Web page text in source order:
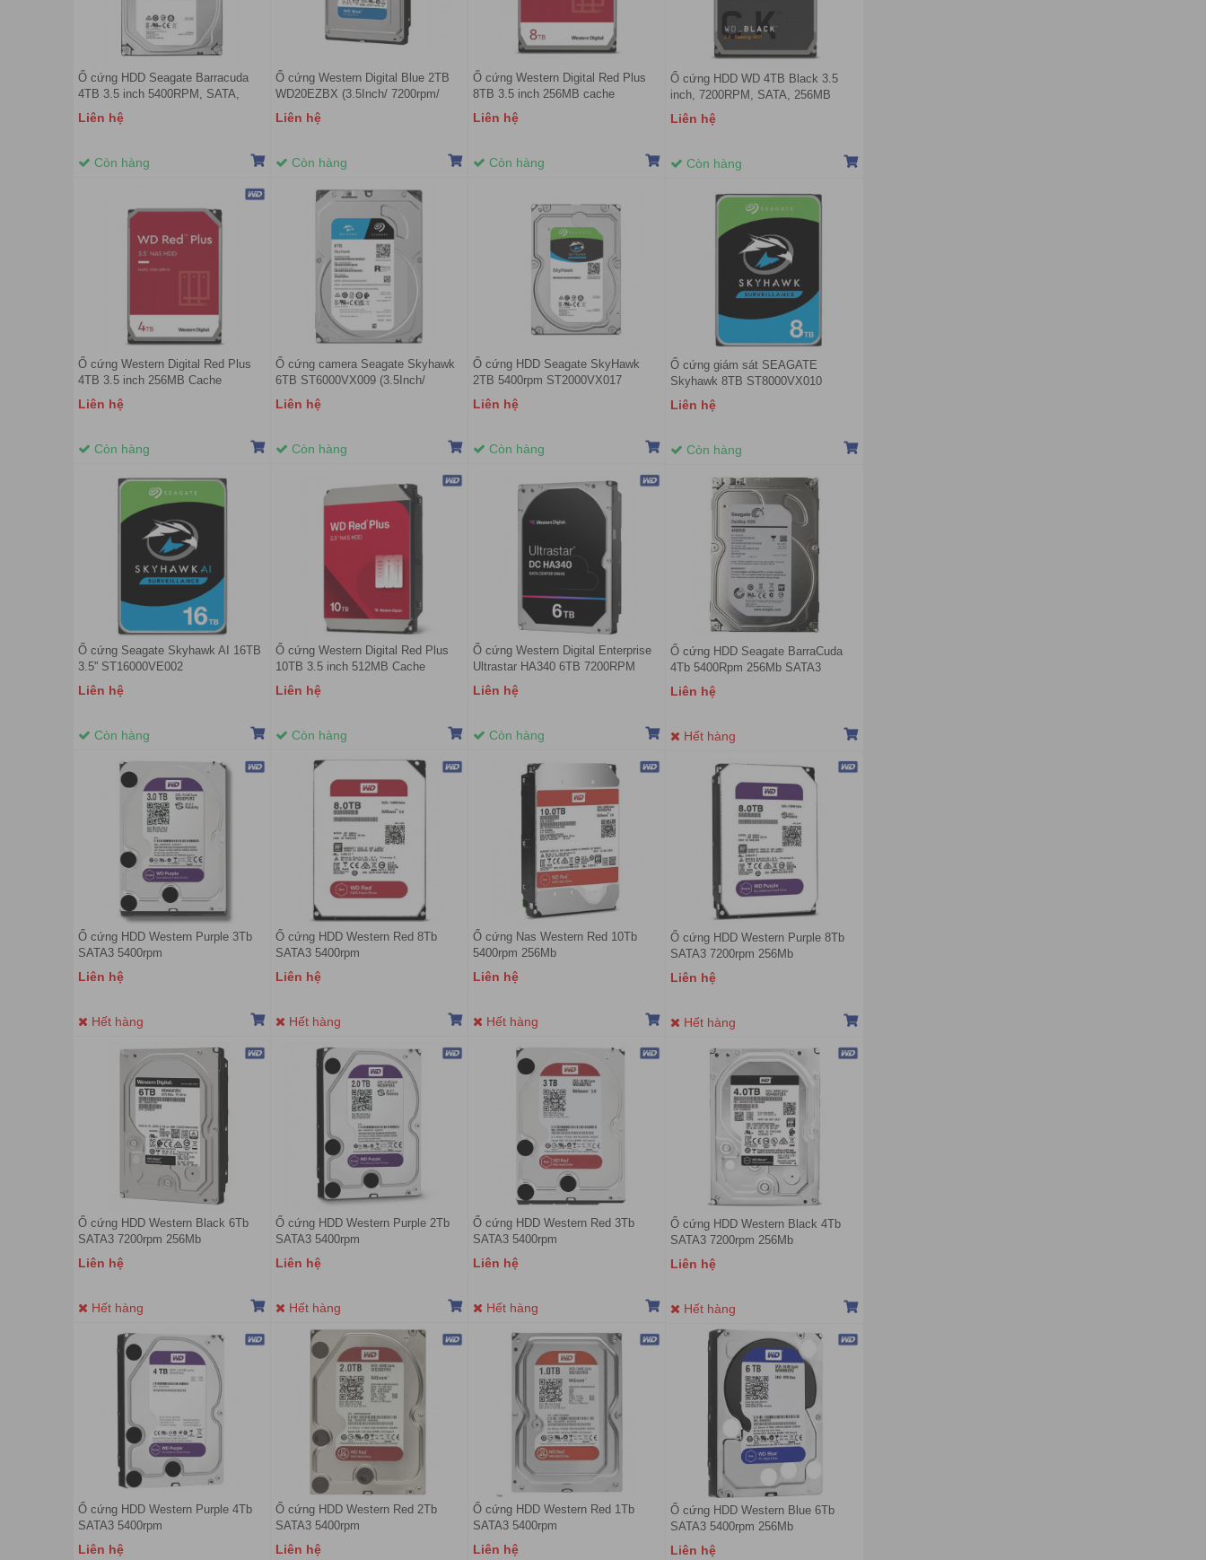
Ổ cứng HDD Seagate Barracuda
4TB 3.5 inch 5400RPM, SATA,
256MB Cache (ST4000DM004)
Liên hệ
Còn hàng
Ổ cứng Western Digital Blue 2TB
WD20EZBX (3.5Inch/ 7200rpm/
Cache 256MB/ SATA3)
Liên hệ
Còn hàng
Ổ cứng Western Digital Red Plus
8TB 3.5 inch 256MB cache
5640RPM WD80EFPX
Liên hệ
Còn hàng
Ổ cứng HDD WD 4TB Black 3.5
inch, 7200RPM, SATA, 256MB
Cache (WD4006FZBX)
Liên hệ
Còn hàng
Ổ cứng Western Digital Red Plus
4TB 3.5 inch 256MB Cache
5400RPM WD40EFPX
Liên hệ
Còn hàng
Ổ cứng camera Seagate Skyhawk
6TB ST6000VX009 (3.5Inch/
5400rpm/ Cache 256MB/ SATA3)
Liên hệ
Còn hàng
Ổ cứng HDD Seagate SkyHawk
2TB 5400rpm ST2000VX017
(3.5Inch/ 5400rpm/ 256MB/ SATA3)
Liên hệ
Còn hàng
Ổ cứng giám sát SEAGATE
Skyhawk 8TB ST8000VX010
Liên hệ
Còn hàng
Ổ cứng Seagate Skyhawk AI 16TB
3.5'' ST16000VE002
Liên hệ
Còn hàng
Ổ cứng Western Digital Red Plus
10TB 3.5 inch 512MB Cache
7200RPM WD100EFGX
Liên hệ
Còn hàng
Ổ cứng Western Digital Enterprise
Ultrastar HA340 6TB 7200RPM
256MB- WUS721206BLE6L4
Liên hệ
Còn hàng
Ổ cứng HDD Seagate BarraCuda
4Tb 5400Rpm 256Mb SATA3
Liên hệ
Hết hàng
Ổ cứng HDD Western Purple 3Tb
SATA3 5400rpm
Liên hệ
Hết hàng
Ổ cứng HDD Western Red 8Tb
SATA3 5400rpm
Liên hệ
Hết hàng
Ổ cứng Nas Western Red 10Tb
5400rpm 256Mb
Liên hệ
Hết hàng
Ổ cứng HDD Western Purple 8Tb
SATA3 7200rpm 256Mb
Liên hệ
Hết hàng
Ổ cứng HDD Western Black 6Tb
SATA3 7200rpm 256Mb
Liên hệ
Hết hàng
Ổ cứng HDD Western Purple 2Tb
SATA3 5400rpm
Liên hệ
Hết hàng
Ổ cứng HDD Western Red 3Tb
SATA3 5400rpm
Liên hệ
Hết hàng
Ổ cứng HDD Western Black 4Tb
SATA3 7200rpm 256Mb
Liên hệ
Hết hàng
Ổ cứng HDD Western Purple 4Tb
SATA3 5400rpm
Liên hệ
Ổ cứng HDD Western Red 2Tb
SATA3 5400rpm
Liên hệ
Ổ cứng HDD Western Red 1Tb
SATA3 5400rpm
Liên hệ
Ổ cứng HDD Western Blue 6Tb
SATA3 5400rpm 256Mb
Liên hệ